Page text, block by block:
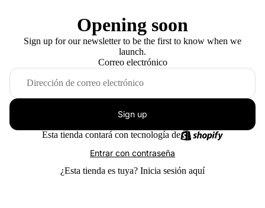
Opening soon
Sign up for our newsletter to be the first to know when we
launch.
Correo electrónico
Sign up
Esta tienda contará con tecnología de
Entrar con contraseña
¿Esta tienda es tuya? Inicia sesión aquí